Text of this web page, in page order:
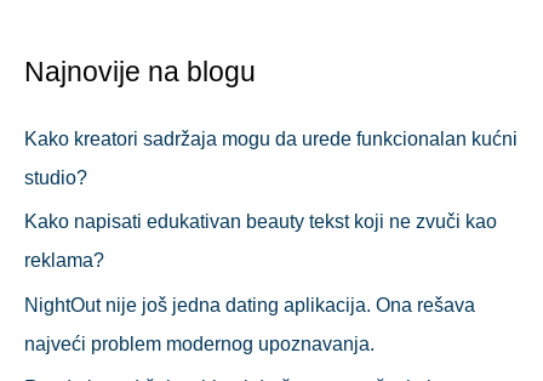
т
Najnovije na blogu
Kako kreatori sadržaja mogu da urede funkcionalan kućni
studio?
Kako napisati edukativan beauty tekst koji ne zvuči kao
reklama?
NightOut nije još jedna dating aplikacija. Ona rešava
najveći problem modernog upoznavanja.